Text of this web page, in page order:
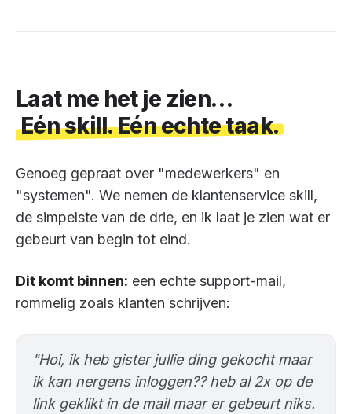
Laat me het je zien…
Eén skill. Eén echte taak.
Genoeg gepraat over "medewerkers" en
"systemen". We nemen de klantenservice skill,
de simpelste van de drie, en ik laat je zien wat er
gebeurt van begin tot eind.
Dit komt binnen: een echte support-mail,
rommelig zoals klanten schrijven:
"Hoi, ik heb gister jullie ding gekocht maar
ik kan nergens inloggen?? heb al 2x op de
link geklikt in de mail maar er gebeurt niks.